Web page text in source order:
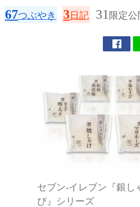
67つぶやき 3日記 31 限定公
セブン‐イレブン『銀し
び』シリーズ